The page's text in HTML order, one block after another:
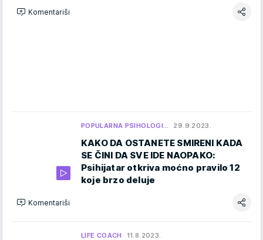
Komentariši
POPULARNA PSIHOLOGI… 29.9.2023.
KAKO DA OSTANETE SMIRENI KADA
SE ČINI DA SVE IDE NAOPAKO:
Psihijatar otkriva moćno pravilo 12
koje brzo deluje
Komentariši
LIFE COACH 11.8.2023.